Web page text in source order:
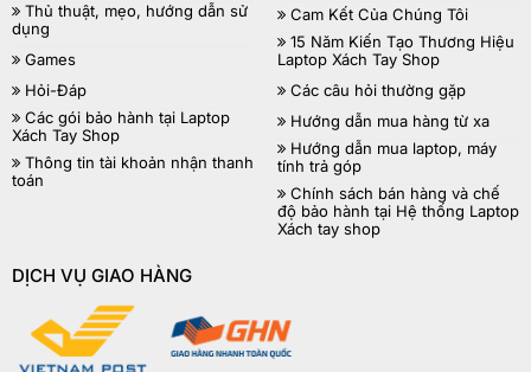
Thủ thuật, mẹo, hướng dẫn sử
dụng
Games
Hỏi-Đáp
Các gói bảo hành tại Laptop
Xách Tay Shop
Thông tin tài khoản nhận thanh
toán
Cam Kết Của Chúng Tôi
15 Năm Kiến Tạo Thương Hiệu
Laptop Xách Tay Shop
Các câu hỏi thường gặp
Hướng dẫn mua hàng từ xa
Hướng dẫn mua laptop, máy
tính trả góp
Chính sách bán hàng và chế
độ bảo hành tại Hệ thống Laptop
Xách tay shop
DỊCH VỤ GIAO HÀNG